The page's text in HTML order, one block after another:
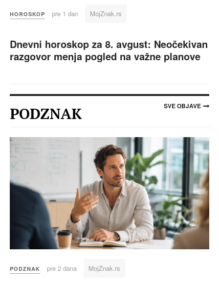
HOROSKOP pre 1 dan MojZnak.rs
Dnevni horoskop za 8. avgust: Neočekivan
razgovor menja pogled na važne planove
PODZNAK SVE OBJAVE
PODZNAK pre 2 dana MojZnak.rs